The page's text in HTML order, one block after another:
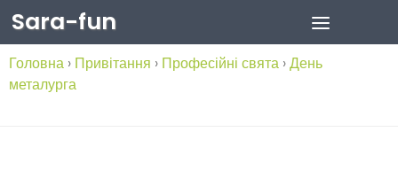
Skip to content
Sara-fun
Головна › Привітання › Професійні свята ›День
металурга